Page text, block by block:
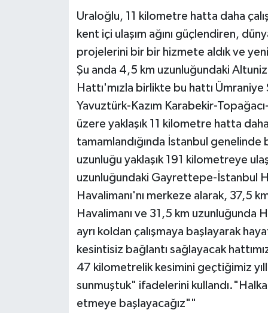
Uraloğlu, 11 kilometre hatta daha
kent içi ulaşım ağını güçlendiren,
projelerini bir bir hizmete aldık ve
Şu anda 4,5 km uzunluğundaki
Hattı'mızla birlikte bu hattı
Yavuztürk-Kazım Karabekir-
üzere yaklaşık 11 kilometre hatta
tamamlandığında İstanbul
uzunluğu yaklaşık 191 kilometreye
uzunluğundaki Gayrettepe-İstanbul
Havalimanı'nı merkeze alarak, 37,5
Havalimanı ve 31,5 km uzunluğunda
ayrı koldan çalışmaya başlayarak
kesintisiz bağlantı sağlayacak
47 kilometrelik kesimini geçtiğimiz
sunmuştuk" ifadelerini
etmeye başlayacağız""